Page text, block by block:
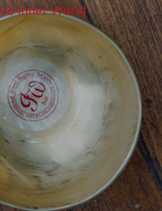
Inner World